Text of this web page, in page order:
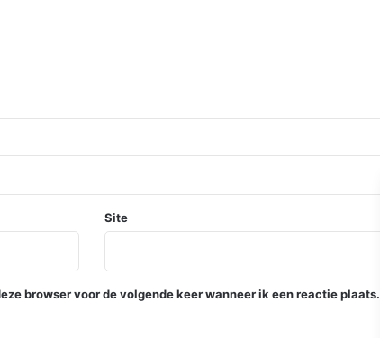
Site
browser voor de volgende keer wanneer ik een reactie plaats.